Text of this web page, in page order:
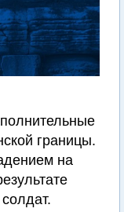
границы.
на